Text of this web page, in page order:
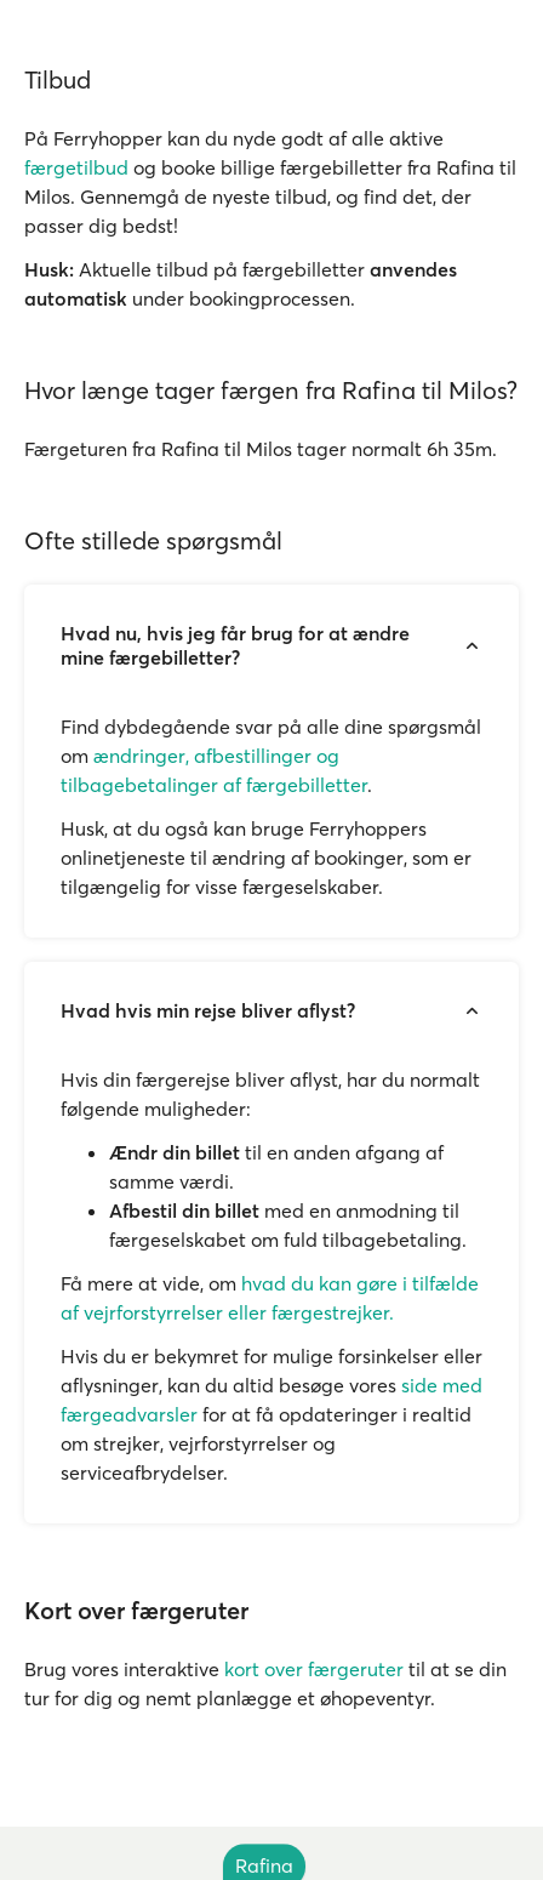
Tilbud
På Ferryhopper kan du nyde godt af alle aktive
færgetilbud og booke billige færgebilletter fra Rafina til
Milos. Gennemgå de nyeste tilbud, og find det, der
passer dig bedst!
Husk: Aktuelle tilbud på færgebilletter anvendes
automatisk under bookingprocessen.
Hvor længe tager færgen fra Rafina til Milos?
Færgeturen fra Rafina til Milos tager normalt 6h 35m.
Ofte stillede spørgsmål
Hvad nu, hvis jeg får brug for at ændre
mine færgebilletter?
Find dybdegående svar på alle dine spørgsmål
om ændringer, afbestillinger og
tilbagebetalinger af færgebilletter.
Husk, at du også kan bruge Ferryhoppers
onlinetjeneste til ændring af bookinger, som er
tilgængelig for visse færgeselskaber.
Hvad hvis min rejse bliver aflyst?
Hvis din færgerejse bliver aflyst, har du normalt
følgende muligheder:
Ændr din billet til en anden afgang af
samme værdi.
Afbestil din billet med en anmodning til
færgeselskabet om fuld tilbagebetaling.
Få mere at vide, om hvad du kan gøre i tilfælde
af vejrforstyrrelser eller færgestrejker.
Hvis du er bekymret for mulige forsinkelser eller
aflysninger, kan du altid besøge vores side med
færgeadvarsler for at få opdateringer i realtid
om strejker, vejrforstyrrelser og
serviceafbrydelser.
Kort over færgeruter
Brug vores interaktive kort over færgeruter til at se din
tur for dig og nemt planlægge et øhopeventyr.
Rafina